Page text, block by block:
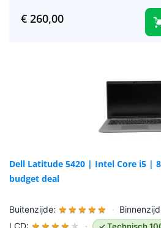
€260,00
Dell Latitude 5420 | Intel Core i5 | 8
budget deal
Buitenzijde: ★ ★ ★ ★ ★ ·
LCD: ★ ★ ★ ★ ★ ·